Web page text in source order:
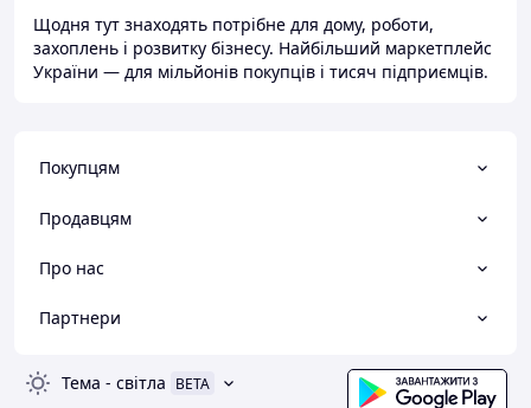
Щодня тут знаходять потрібне для дому, роботи,
захоплень і розвитку бізнесу. Найбільший маркетплейс
України — для мільйонів покупців і тисяч підприємців.
Покупцям
Продавцям
Про нас
Партнери
Тема - світла BETA